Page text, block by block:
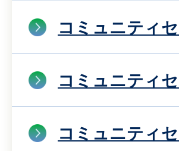
コミュニティ
コミュニティ
コミュニティ